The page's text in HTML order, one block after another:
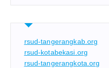
rsud-tangerangkab.org
rsud-kotabekasi.org
rsud-tangerangkota.org